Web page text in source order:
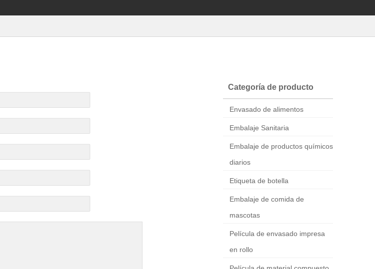
Categoría de producto
Envasado de alimentos
Embalaje Sanitaria
Embalaje de productos químicos
diarios
Etiqueta de botella
Embalaje de comida de
mascotas
Película de envasado impresa
en rollo